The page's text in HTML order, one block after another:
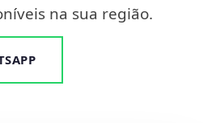
na sua região.